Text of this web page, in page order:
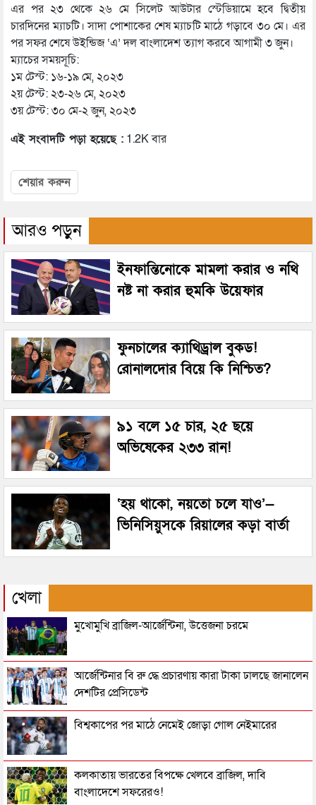
এর পর ২৩ থেকে ২৬ মে সিলেট আউটার স্টেডিয়ামে হবে দ্বিতীয়
চারদিনের ম্যাচটি। সাদা পোশাকের শেষ ম্যাচটি মাঠে গড়াবে ৩০ মে। এর
পর সফর শেষে উইন্ডিজ ‘এ’ দল বাংলাদেশ ত্যাগ করবে আগামী ৩ জুন।
ম্যাচের সময়সূচি:
১ম টেস্ট: ১৬-১৯ মে, ২০২৩
২য় টেস্ট: ২৩-২৬ মে, ২০২৩
৩য় টেস্ট: ৩০ মে-২ জুন, ২০২৩
এই সংবাদটি পড়া হয়েছে : 1.2K বার
শেয়ার করুন
আরও পড়ুন
ইনফান্তিনোকে মামলা করার ও নথি
নষ্ট না করার হুমকি উয়েফার
ফুনচালের ক্যাথিড্রাল বুকড!
রোনালদোর বিয়ে কি নিশ্চিত?
৯১ বলে ১৫ চার, ২৫ ছয়ে
অভিষেকের ২৩৩ রান!
‘হয় থাকো, নয়তো চলে যাও’—
ভিনিসিয়ুসকে রিয়ালের কড়া বার্তা
খেলা
মুখোমুখি ব্রাজিল-আর্জেন্টিনা, উত্তেজনা চরমে
আর্জেন্টিনার বি রু দ্ধে প্রচারণায় কারা টাকা ঢালছে জানালেন
দেশটির প্রেসিডেন্ট
বিশ্বকাপের পর মাঠে নেমেই জোড়া গোল নেইমারের
কলকাতায় ভারতের বিপক্ষে খেলবে ব্রাজিল, দাবি
বাংলাদেশে সফরেরও!